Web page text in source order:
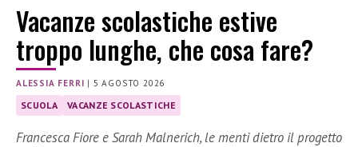
Vacanze scolastiche estive
troppo lunghe, che cosa fare?
ALESSIA FERRI | 5 AGOSTO 2026
SCUOLA VACANZE SCOLASTICHE
Francesca Fiore e Sarah Malnerich, le menti dietro il progetto